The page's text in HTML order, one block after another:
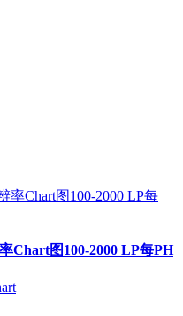
Chart图100-2000 LP每PH